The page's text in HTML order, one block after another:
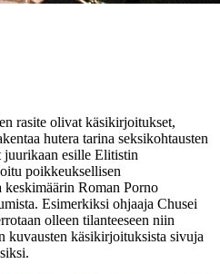
rasite olivat käsikirjoitukset,
hutera tarina seksikohtausten
esille Elitistin
poikkeuksellisen
Roman Porno
Esimerkiksi ohjaaja Chusei
olleen tilanteeseen niin
kuvausten käsikirjoituksista sivuja